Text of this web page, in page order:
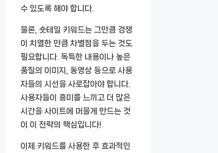
수 있도록 해야 합니다.
물론, 숏테일 키워드는 그만큼 경쟁
이 치열한 만큼 차별점을 두는 것도
필요합니다. 독특한 내용이나 높은
품질의 이미지, 동영상 등으로 사용
자들의 시선을 사로잡아야 합니다.
사용자들이 흥미를 느끼고 더 많은
시간을 사이트에 머물게 만드는 것
이 이 전략의 핵심입니다!
이제 키워드를 사용한 후 효과적인